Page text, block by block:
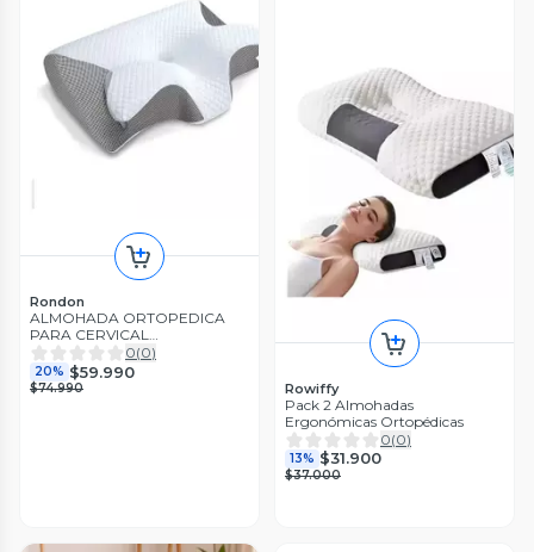
Rondon
ALMOHADA ORTOPEDICA
PARA CERVICAL
ERGONOMICA LAU
0(0)
20% $59.990
$74.990 Rowiffy
Pack 2 Almohadas
Ergonómicas Ortopédicas
0(0)
13% $31.900
$37.000